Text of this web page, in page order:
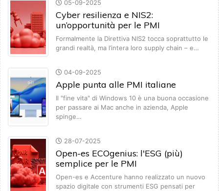
05-09-2025
Cyber resilienza e NIS2:
un’opportunità per le PMI
Formalmente la Direttiva NIS2 tocca soprattutto le
grandi realtà, ma l’intera loro supply chain – e…
04-09-2025
Apple punta alle PMI italiane
Il "fine vita" di Windows 10 è una buona occasione
per passare ai Mac anche in azienda, Apple
spinge…
28-07-2025
Open-es ECOgenius: l'ESG (più)
semplice per le PMI
Open-es e Accenture hanno realizzato un nuovo
spazio digitale con strumenti ESG pensati per